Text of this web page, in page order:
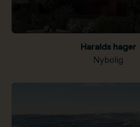
Haralds hager
Nybolig